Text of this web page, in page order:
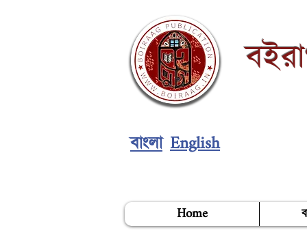
বাংলা English
Home